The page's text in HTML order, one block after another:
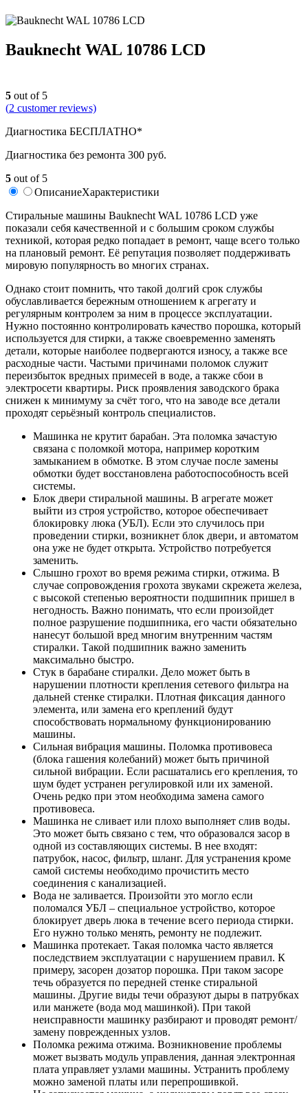
Bauknecht WAL 10786 LCD
5 out of 5
(2 customer reviews)
Диагностика БЕСПЛАТНО*
Диагностика без ремонта 300 руб.
5 out of 5
ОписаниеХарактеристики
Стиральные машины Bauknecht WAL 10786 LCD уже
показали себя качественной и с большим сроком службы
техникой, которая редко попадает в ремонт, чаще всего только
на плановый ремонт. Её репутация позволяет поддерживать
мировую популярность во многих странах.
Однако стоит помнить, что такой долгий срок службы
обуславливается бережным отношением к агрегату и
регулярным контролем за ним в процессе эксплуатации.
Нужно постоянно контролировать качество порошка, который
используется для стирки, а также своевременно заменять
детали, которые наиболее подвергаются износу, а также все
расходные части. Частыми причинами поломок служит
переизбыток вредных примесей в воде, а также сбои в
электросети квартиры. Риск проявления заводского брака
снижен к минимуму за счёт того, что на заводе все детали
проходят серьёзный контроль специалистов.
Машинка не крутит барабан. Эта поломка зачастую
связана с поломкой мотора, например коротким
замыканием в обмотке. В этом случае после замены
обмотки будет восстановлена работоспособность всей
системы.
Блок двери стиральной машины. В агрегате может
выйти из строя устройство, которое обеспечивает
блокировку люка (УБЛ). Если это случилось при
проведении стирки, возникнет блок двери, и автоматом
она уже не будет открыта. Устройство потребуется
заменить.
Слышно грохот во время режима стирки, отжима. В
случае сопровождения грохота звуками скрежета железа,
с высокой степенью вероятности подшипник пришел в
негодность. Важно понимать, что если произойдет
полное разрушение подшипника, его части обязательно
нанесут большой вред многим внутренним частям
стиралки. Такой подшипник важно заменить
максимально быстро.
Стук в барабане стиралки. Дело может быть в
нарушении плотности крепления сетевого фильтра на
дальней стенке стиралки. Плотная фиксация данного
элемента, или замена его креплений будут
способствовать нормальному функционированию
машины.
Сильная вибрация машины. Поломка противовеса
(блока гашения колебаний) может быть причиной
сильной вибрации. Если расшатались его крепления, то
шум будет устранен регулировкой или их заменой.
Очень редко при этом необходима замена самого
противовеса.
Машинка не сливает или плохо выполняет слив воды.
Это может быть связано с тем, что образовался засор в
одной из составляющих системы. В нее входят:
патрубок, насос, фильтр, шланг. Для устранения кроме
самой системы необходимо прочистить место
соединения с канализацией.
Вода не заливается. Произойти это могло если
поломался УБЛ – специальное устройство, которое
блокирует дверь люка в течение всего периода стирки.
Его нужно только менять, ремонту не подлежит.
Машинка протекает. Такая поломка часто является
последствием эксплуатации с нарушением правил. К
примеру, засорен дозатор порошка. При таком засоре
течь образуется по передней стенке стиральной
машины. Другие виды течи образуют дыры в патрубках
или манжете (вода мод машинкой). При такой
неисправности машинку разбирают и проводят ремонт/
замену поврежденных узлов.
Поломка режима отжима. Возникновение проблемы
может вызвать модуль управления, данная электронная
плата управляет узлами машины. Устранить проблему
можно заменой платы или перепрошивкой.